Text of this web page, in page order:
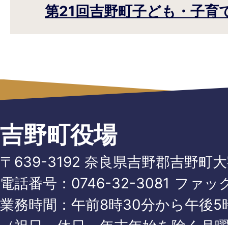
第21回吉野町子ども・子育
吉野町役場
〒639-3192 奈良県吉野郡吉野町
電話番号： 0746-32-3081 ファッ
業務時間：午前8時30分から午後5